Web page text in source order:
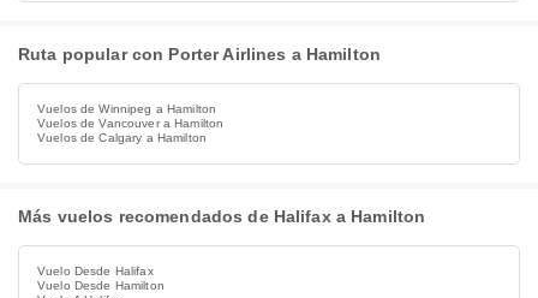
Ruta popular con Porter Airlines a Hamilton
Vuelos de Winnipeg a Hamilton
Vuelos de Vancouver a Hamilton
Vuelos de Calgary a Hamilton
Más vuelos recomendados de Halifax a Hamilton
Vuelo Desde Halifax
Vuelo Desde Hamilton